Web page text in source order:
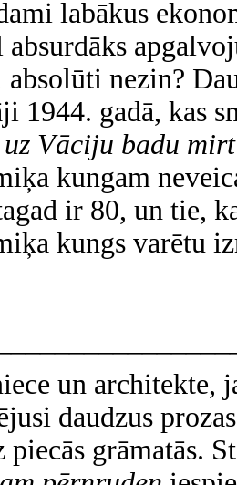
labākus
absolūti nezin?
1944. gadā, kas
Vāciju badu mirt
kungam
ir 80, un tie,
kungs varētu
un architekte,
daudzus
piecās grāmatās.